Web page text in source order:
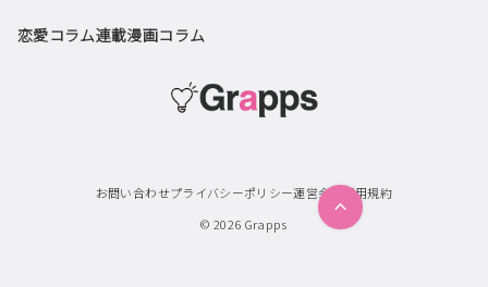
恋愛コラム連載漫画コラム
お問い合わせプライバシーポリシー運営会社
利用規約
© 2026 Grapps